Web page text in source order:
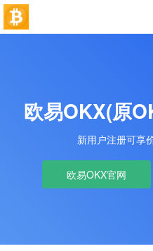
欧易OKX(原
新用户注册可享
欧易OKX官网